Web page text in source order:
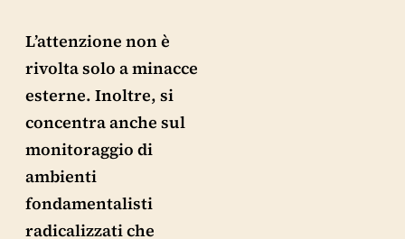
L’attenzione non è
rivolta solo a minacce
esterne. Inoltre, si
concentra anche sul
monitoraggio di
ambienti
fondamentalisti
radicalizzati che